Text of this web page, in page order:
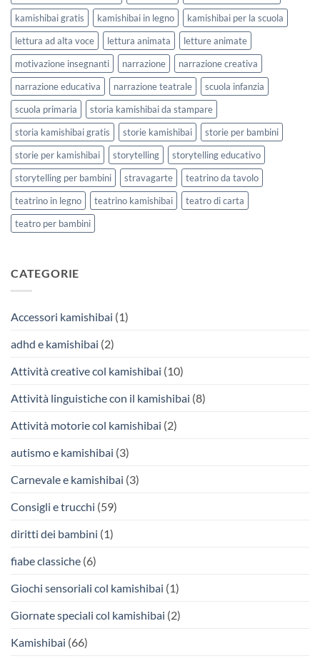
kamishibai gratis
kamishibai in legno
kamishibai per la scuola
lettura ad alta voce
lettura animata
letture animate
motivazione insegnanti
narrazione
narrazione creativa
narrazione educativa
narrazione teatrale
scuola infanzia
scuola primaria
storia kamishibai da stampare
storia kamishibai gratis
storie kamishibai
storie per bambini
storie per kamishibai
storytelling
storytelling educativo
storytelling per bambini
stravagarte
teatrino da tavolo
teatrino in legno
teatrino kamishibai
teatro di carta
teatro per bambini
CATEGORIE
Accessori kamishibai (1)
adhd e kamishibai (2)
Attività creative col kamishibai (10)
Attività linguistiche con il kamishibai (8)
Attività motorie col kamishibai (2)
autismo e kamishibai (3)
Carnevale e kamishibai (3)
Consigli e trucchi (59)
diritti dei bambini (1)
fiabe classiche (6)
Giochi sensoriali col kamishibai (1)
Giornate speciali col kamishibai (2)
Kamishibai (66)